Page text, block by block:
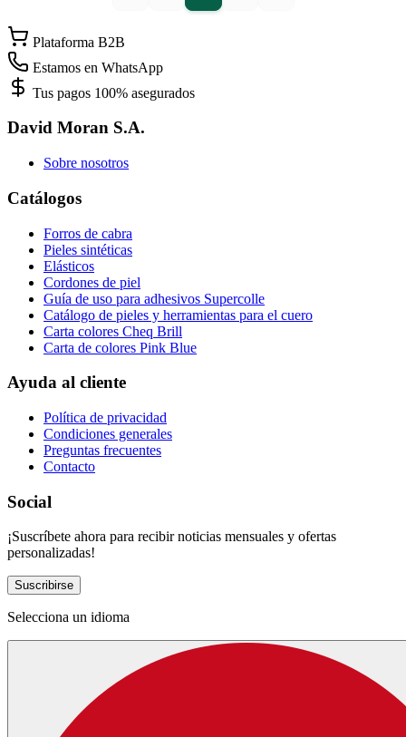
Plataforma B2B
Estamos en WhatsApp
Tus pagos 100% asegurados
David Moran S.A.
Sobre nosotros
Catálogos
Forros de cabra
Pieles sintéticas
Elásticos
Cordones de piel
Guía de uso para adhesivos Supercolle
Catálogo de pieles y herramientas para el cuero
Carta colores Cheq Brill
Carta de colores Pink Blue
Ayuda al cliente
Política de privacidad
Condiciones generales
Preguntas frecuentes
Contacto
Social
¡Suscríbete ahora para recibir noticias mensuales y ofertas
personalizadas!
Suscribirse
Selecciona un idioma